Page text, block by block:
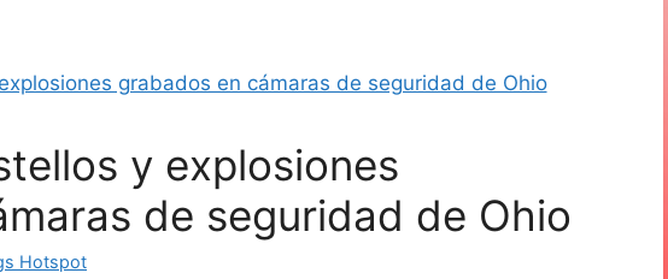
y explosiones
de seguridad de Ohio
Hotspot